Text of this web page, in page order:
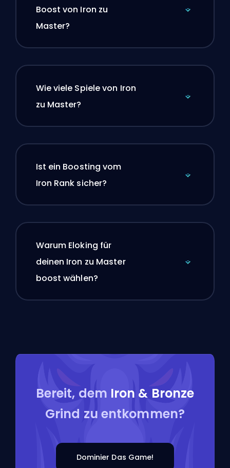
Boost von Iron zu
Master?
Wie viele Spiele von Iron
zu Master?
Ist ein Boosting vom
Iron Rank sicher?
Warum Eloking für
deinen Iron zu Master
boost wählen?
Bereit, dem Iron & Bronze
Grind zu entkommen?
Dominier Das Game!